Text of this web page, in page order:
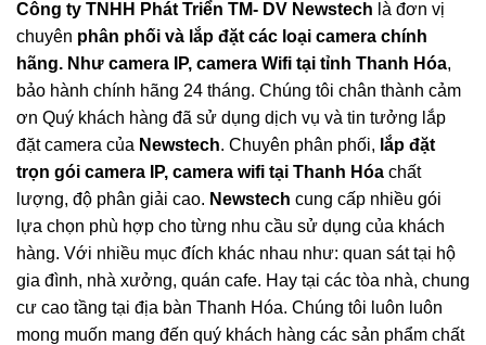
Công ty TNHH Phát Triển TM- DV Newstech là đơn vị
chuyên phân phối và lắp đặt các loại camera chính
hãng. Như camera IP, camera Wifi tại tỉnh Thanh Hóa,
bảo hành chính hãng 24 tháng. Chúng tôi chân thành cảm
ơn Quý khách hàng đã sử dụng dịch vụ và tin tưởng lắp
đặt camera của Newstech. Chuyên phân phối, lắp đặt
trọn gói camera IP, camera wifi tại Thanh Hóa chất
lượng, độ phân giải cao. Newstech cung cấp nhiều gói
lựa chọn phù hợp cho từng nhu cầu sử dụng của khách
hàng. Với nhiều mục đích khác nhau như: quan sát tại hộ
gia đình, nhà xưởng, quán cafe. Hay tại các tòa nhà, chung
cư cao tầng tại địa bàn Thanh Hóa. Chúng tôi luôn luôn
mong muốn mang đến quý khách hàng các sản phẩm chất